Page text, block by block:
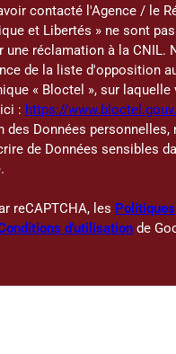
contacté l'Agence / le
et Libertés » ne sont
une réclamation à la CNIL.
de la liste d'opposition
« Bloctel », sur laquelle
: https://
des Données personnelles,
de Données sensibles
reCAPTCHA, les
d'utilisation de